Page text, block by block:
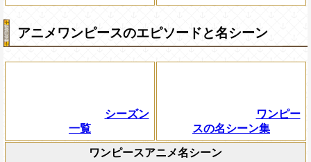
アニメワンピースのエピソードと名シーン
シーズン
一覧
ワンピー
スの名シーン集
ワンピースアニメ名シーン